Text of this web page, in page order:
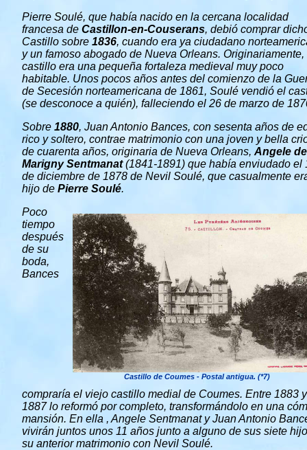
Pierre Soulé, que había nacido en la cercana localidad
francesa de Castillon-en-Couserans, debió comprar
Castillo sobre 1836, cuando era ya ciudadano
y un famoso abogado de Nueva Orleans. Originariamente,
castillo era una pequeña fortaleza medieval muy poco
habitable. Unos pocos años antes del comienzo de la
de Secesión norteamericana de 1861, Soulé vendió el
(se desconoce a quién), falleciendo el 26 de marzo de
Sobre 1880, Juan Antonio Bances, con sesenta años de
rico y soltero, contrae matrimonio con una joven y bella
de cuarenta años, originaria de Nueva Orleans, Angele de
Marigny Sentmanat(1841-1891) que había enviudado el
de diciembre de 1878 de Nevil Soulé, que casualmente
hijo de Pierre Soulé.
Castillo de Coumes - Postal antigua. (*7)
Poco
tiempo
después
de su
boda,
Bances
compraría el viejo castillo medial de Coumes. Entre 1883 y
1887 lo reformó por completo, transformándolo en una
mansión. En ella , Angele Sentmanat y Juan Antonio
vivirán juntos unos 11 años junto a alguno de sus siete
su anterior matrimonio con Nevil Soulé.